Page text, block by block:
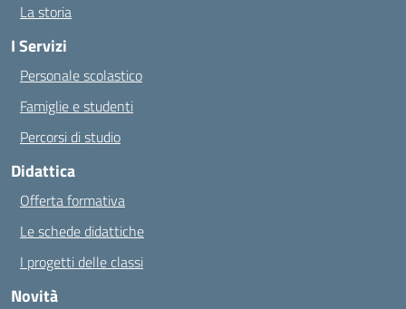
La storia
I Servizi
Personale scolastico
Famiglie e studenti
Percorsi di studio
Didattica
Offerta formativa
Le schede didattiche
I progetti delle classi
Novità